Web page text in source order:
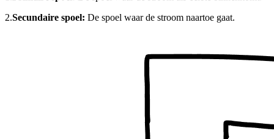
2.Secundaire spoel: De spoel waar de stroom naartoe gaat.